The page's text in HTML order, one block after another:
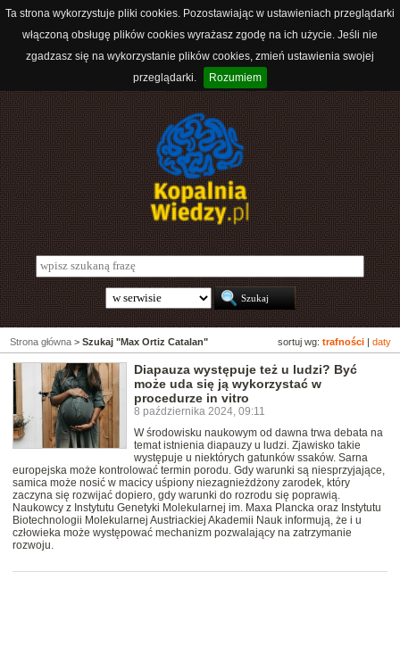
Ta strona wykorzystuje pliki cookies. Pozostawiając w ustawieniach przeglądarki
włączoną obsługę plików cookies wyrażasz zgodę na ich użycie. Jeśli nie
zgadzasz się na wykorzystanie plików cookies, zmień ustawienia swojej
przeglądarki.
Rozumiem
sortuj wg: trafności daty
Strona główna > Szukaj "Max Ortiz Catalan"
Diapauza występuje też u ludzi? Być
może uda się ją wykorzystać w
procedurze in vitro
8 października 2024, 09:11
W środowisku naukowym od dawna trwa debata na
temat istnienia diapauzy u ludzi. Zjawisko takie
występuje u niektórych gatunków ssaków. Sarna
europejska może kontrolować termin porodu. Gdy warunki są niesprzyjające,
samica może nosić w macicy uśpiony niezagnieżdżony zarodek, który
zaczyna się rozwijać dopiero, gdy warunki do rozrodu się poprawią.
Naukowcy z Instytutu Genetyki Molekularnej im. Maxa Plancka oraz Instytutu
Biotechnologii Molekularnej Austriackiej Akademii Nauk informują, że i u
człowieka może występować mechanizm pozwalający na zatrzymanie
rozwoju.